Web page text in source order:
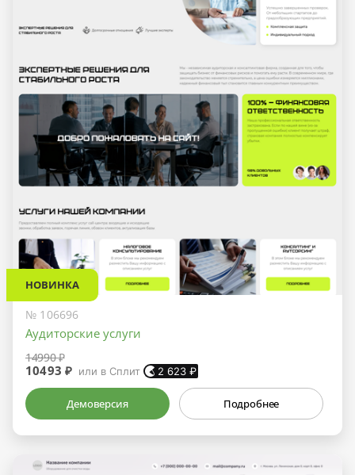
НОВИНКА
№ 106696
Аудиторские услуги
14990 ₽
10493 ₽ или в Сплит 2 623 ₽
Демоверсия Подробнее